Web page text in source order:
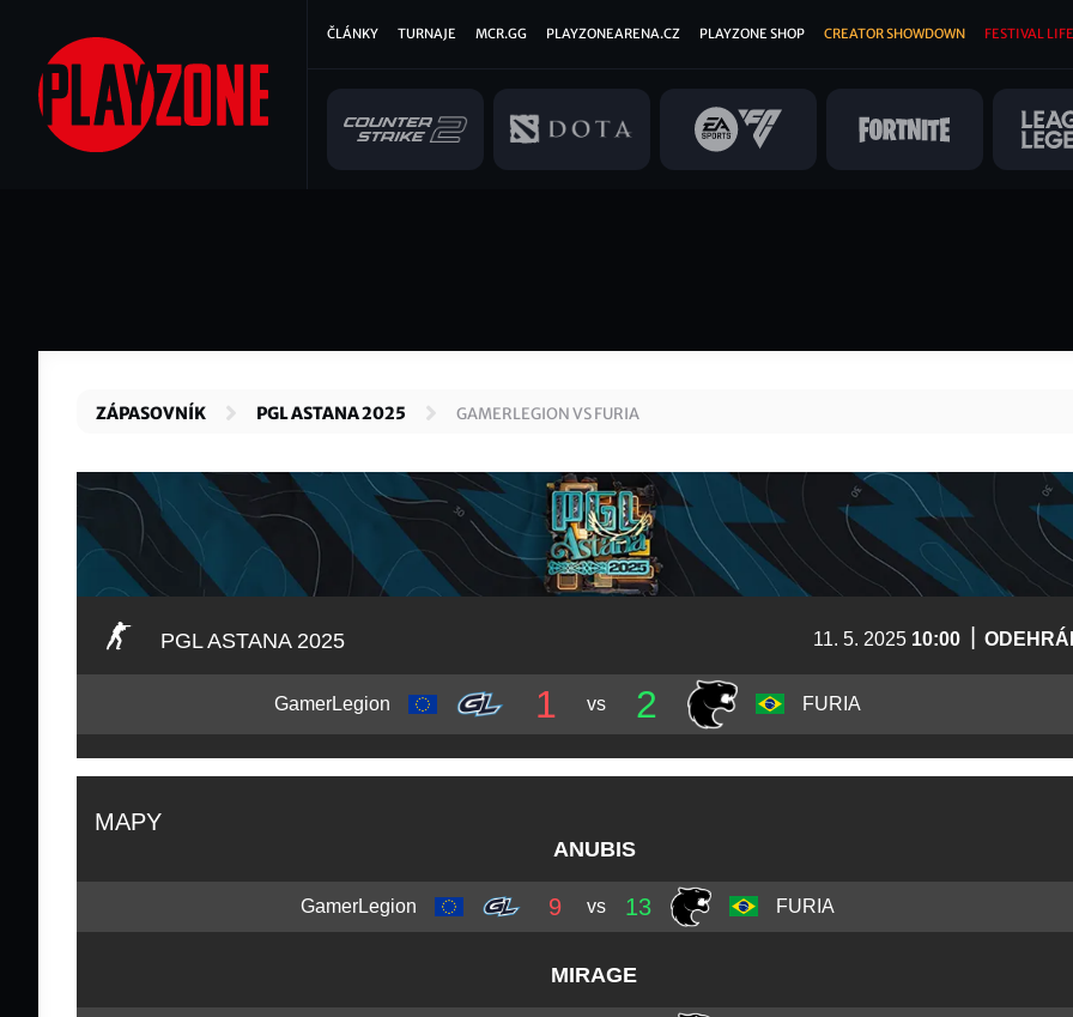
hlavnímu
obsahu
Hlavní
ČLÁNKY TURNAJE MCR.GG PLAYZONEARENA.CZ PLAYZONE SHOP CREATOR SHOWDOWN FESTIVAL
ZÁPASOVNÍK PGL ASTANA 2025 GAMERLEGION VS FURIA
PGL ASTANA 2025 11. 5. 2025 10:00
GamerLegion 1 vs 2 FURIA
MAPY
ANUBIS
GamerLegion 9 vs 13 FURIA
MIRAGE